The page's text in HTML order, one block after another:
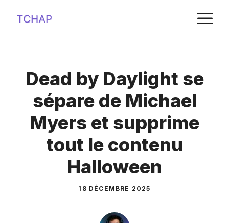
contenu
Dead by Daylight se
sépare de Michael
Myers et supprime
tout le contenu
Halloween
18 DÉCEMBRE 2025